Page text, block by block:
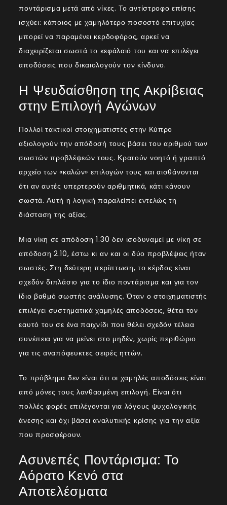
ποντάρισμα μετά από νίκες. Το αντίστροφο επίσης
ισχύει: κάποιος με χαμηλότερο ποσοστό επιτυχίας
μπορεί να παραμένει κερδοφόρος, αρκεί να
διαχειρίζεται σωστά το κεφάλαιό του και να επιλέγει
αποδόσεις που δικαιολογούν τον κίνδυνο.
Η Ψευδαίσθηση της Ακρίβειας
στην Επιλογή Αγώνων
Πολλοί τακτικοί στοιχηματιστές στην Κύπρο
αξιολογούν την απόδοσή τους βάσει του αριθμού των
σωστών προβλέψεών τους. Κρατούν νοητό ή γραπτό
αρχείο των «καλών» επιλογών τους και αισθάνονται
ότι αν αυτές υπερτερούν αριθμητικά, κάτι κάνουν
σωστά. Αυτή η λογική παραλείπει εντελώς τη
διάσταση της αξίας.
Μια νίκη σε απόδοση 1.30 δεν ισοδυναμεί με νίκη σε
απόδοση 2.10, έστω κι αν και οι δύο προβλέψεις ήταν
σωστές. Στη δεύτερη περίπτωση, το κέρδος είναι
σχεδόν διπλάσιο για το ίδιο ποντάρισμα και για τον
ίδιο βαθμό σωστής ανάλυσης. Όταν ο στοιχηματιστής
επιλέγει συστηματικά χαμηλές αποδόσεις, θέτει τον
εαυτό του σε ένα παιχνίδι που θέλει σχεδόν τέλεια
συνέπεια για να μείνει στο μηδέν, χωρίς περιθώριο
για τις αναπόφευκτες σειρές ηττών.
Το πρόβλημα δεν είναι ότι οι χαμηλές αποδόσεις είναι
από μόνες τους λανθασμένη επιλογή. Είναι ότι
πολλές φορές επιλέγονται για λόγους ψυχολογικής
άνεσης και όχι βάσει αναλυτικής κρίσης για την αξία
που προσφέρουν.
Ασυνεπές Ποντάρισμα: Το
Αόρατο Κενό στα
Αποτελέσματα